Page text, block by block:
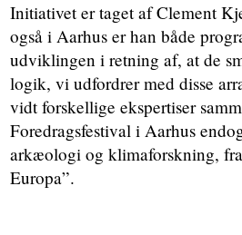
Initiativet er taget af Clement
også i Aarhus er han både
udviklingen i retning af, at de
logik, vi udfordrer med disse
vidt forskellige ekspertiser
Foredragsfestival i Aarhus
arkæologi og klimaforskning,
Europa”.